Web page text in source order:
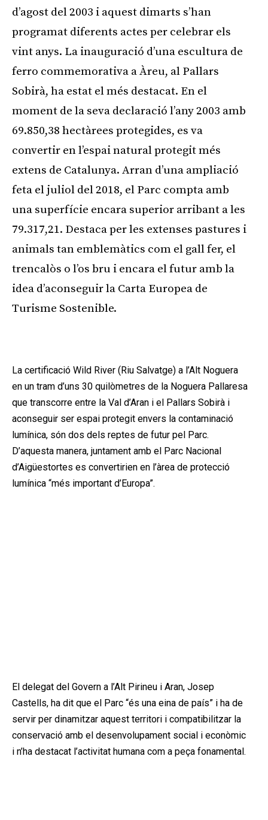
d’agost del 2003 i aquest dimarts s’han
programat diferents actes per celebrar els
vint anys. La inauguració d’una escultura de
ferro commemorativa a Àreu, al Pallars
Sobirà, ha estat el més destacat. En el
moment de la seva declaració l’any 2003 amb
69.850,38 hectàrees protegides, es va
convertir en l’espai natural protegit més
extens de Catalunya. Arran d’una ampliació
feta el juliol del 2018, el Parc compta amb
una superfície encara superior arribant a les
79.317,21. Destaca per les extenses pastures i
animals tan emblemàtics com el gall fer, el
trencalòs o l’os bru i encara el futur amb la
idea d’aconseguir la Carta Europea de
Turisme Sostenible.
La certificació Wild River (Riu Salvatge) a l’Alt Noguera
en un tram d’uns 30 quilòmetres de la Noguera Pallaresa
que transcorre entre la Val d’Aran i el Pallars Sobirà i
aconseguir ser espai protegit envers la contaminació
lumínica, són dos dels reptes de futur pel Parc.
D’aquesta manera, juntament amb el Parc Nacional
d’Aigüestortes es convertirien en l’àrea de protecció
lumínica “més important d’Europa”.
El delegat del Govern a l’Alt Pirineu i Aran, Josep
Castells, ha dit que el Parc “és una eina de país” i ha de
servir per dinamitzar aquest territori i compatibilitzar la
conservació amb el desenvolupament social i econòmic
i n’ha destacat l’activitat humana com a peça fonamental.